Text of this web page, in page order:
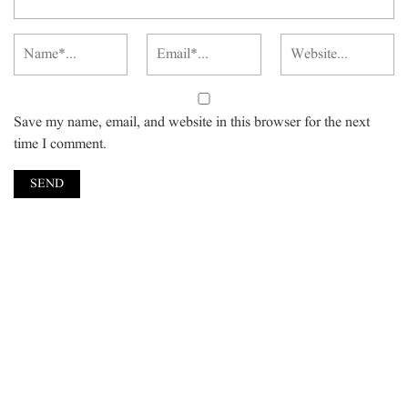
Save my name, email, and website in this browser for the next
time I comment.